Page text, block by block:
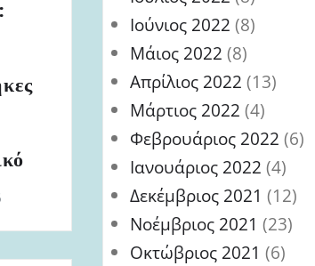
Ιούνιος 2022 (8)
Μάιος 2022 (8)
Απρίλιος 2022 (13)
Μάρτιος 2022 (4)
Φεβρουάριος 2022 (6)
Ιανουάριος 2022 (4)
Δεκέμβριος 2021 (12)
Νοέμβριος 2021 (23)
Οκτώβριος 2021 (6)